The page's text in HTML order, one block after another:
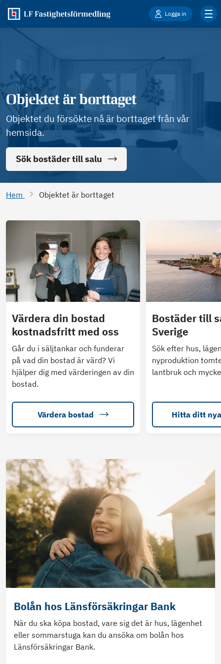
Logga in
Objektet är borttaget
Objektet du försökte nå är borttaget från vår
hemsida.
Sök bostäder till salu
Hem Objektet är borttaget
Värdera din bostad
kostnadsfritt med oss
Går du i säljtankar och funderar
på vad din bostad är värd? Vi
hjälper dig med värderingen av din
bostad.
Värdera bostad
Bostäder till
Sverige
Sök efter hus,
nyproduktion
lantbruk och
Hitta ditt
Bolån hos Länsförsäkringar Bank
När du ska köpa bostad, vare sig det är hus, lägenhet
eller sommarstuga kan du ansöka om bolån hos
Länsförsäkringar Bank.